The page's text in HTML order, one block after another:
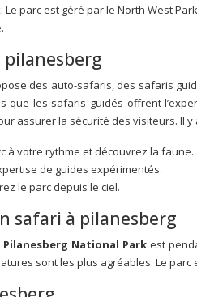
Le parc est géré par le North West
des auto-safaris, des safaris
que les safaris guidés offrent
assurer la sécurité des visiteurs. Il
à votre rythme et découvrez la faune.
de guides expérimentés.
le parc depuis le ciel.
safari à pilanesberg
Pilanesberg National Park est
sont les plus agréables. Le